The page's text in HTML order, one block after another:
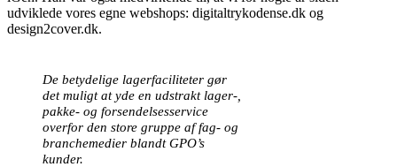
udviklede vores egne webshops: digitaltrykodense.dk og
design2cover.dk.
De betydelige lagerfaciliteter gør
det muligt at yde en udstrakt lager-,
pakke- og forsendelsesservice
overfor den store gruppe af fag- og
branchemedier blandt GPO’s
kunder.